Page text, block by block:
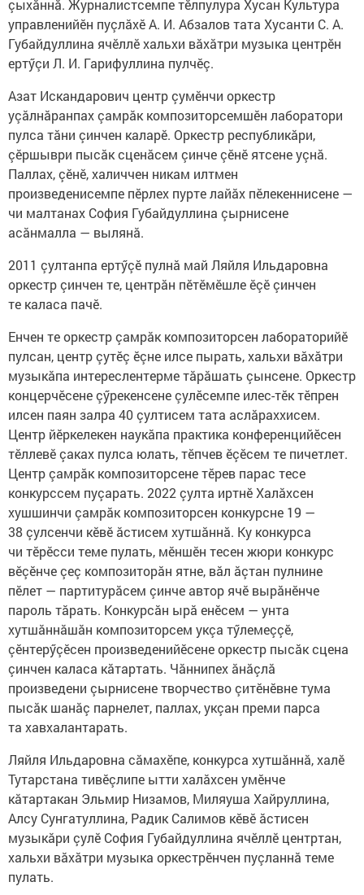
çыхăннă. Журналистсемпе тӗлпулура Хусан Культура
управленийӗн пуçлăхӗ А. И. Абзалов тата Хусанти С. А.
Губайдуллина ячӗллӗ хальхи вăхăтри музыка центрӗн
ертӳçи Л. И. Гарифуллина пулчӗç.
Азат Искандарович центр çумӗнчи оркестр
уçăлнăранпах çамрăк композиторсемшӗн лаборатори
пулса тăни çинчен каларӗ. Оркестр республикăри,
çӗршыври пысăк сценăсем çинче çӗнӗ ятсене уçнă.
Паллах, çӗнӗ, халиччен никам илтмен
произведенисемпе пӗрлех пурте лайăх пӗлекеннисене —
чи малтанах София Губайдуллина çырнисене
асăнмалла — вылянă.
2011 çултанпа ертӳçӗ пулнă май Ляйля Ильдаровна
оркестр çинчен те, центрăн пӗтӗмӗшле ӗçӗ çинчен
те каласа пачӗ.
Енчен те оркестр çамрăк композиторсен лабораторийӗ
пулсан, центр çутӗç ӗçне илсе пырать, хальхи вăхăтри
музыкăпа интереслентерме тăрăшать çынсене. Оркестр
концерчӗсене çӳрекенсене çулӗсемпе илес-тӗк тӗпрен
илсен паян залра 40 çултисем тата аслăраххисем.
Центр йӗркелекен наукăпа практика конференцийӗсен
тӗллевӗ çаках пулса юлать, тӗпчев ӗçӗсем те пичетлет.
Центр çамрăк композиторсене тӗрев парас тесе
конкурссем пуçарать. 2022 çулта иртнӗ Халăхсен
хушшинчи çамрăк композиторсен конкурсне 19 —
38 çулсенчи кӗвӗ ăстисем хутшăннă. Ку конкурса
чи тӗрӗсси теме пулать, мӗншӗн тесен жюри конкурс
вӗçӗнче çеç композиторăн ятне, вăл ăçтан пулнине
пӗлет — партитурăсем çинче автор ячӗ вырăнӗнче
пароль тăрать. Конкурсăн ырă енӗсем — унта
хутшăннăшăн композиторсем укçа тӳлемеççӗ,
çӗнтерӳçӗсен произведенийӗсене оркестр пысăк сцена
çинчен каласа кăтартать. Чăннипех ăнăçлă
произведени çырнисене творчество çитӗнӗвне тума
пысăк шанăç парнелет, паллах, укçан преми парса
та хавхалантарать.
Ляйля Ильдаровна сăмахӗпе, конкурса хутшăннă, халӗ
Тутарстана тивӗçлипе ытти халăхсен умӗнче
кăтартакан Эльмир Низамов, Миляуша Хайруллина,
Алсу Сунгатуллина, Радик Салимов кӗвӗ ăстисен
музыкăри çулӗ София Губайдуллина ячӗллӗ центртан,
хальхи вăхăтри музыка оркестрӗнчен пуçланнă теме
пулать.